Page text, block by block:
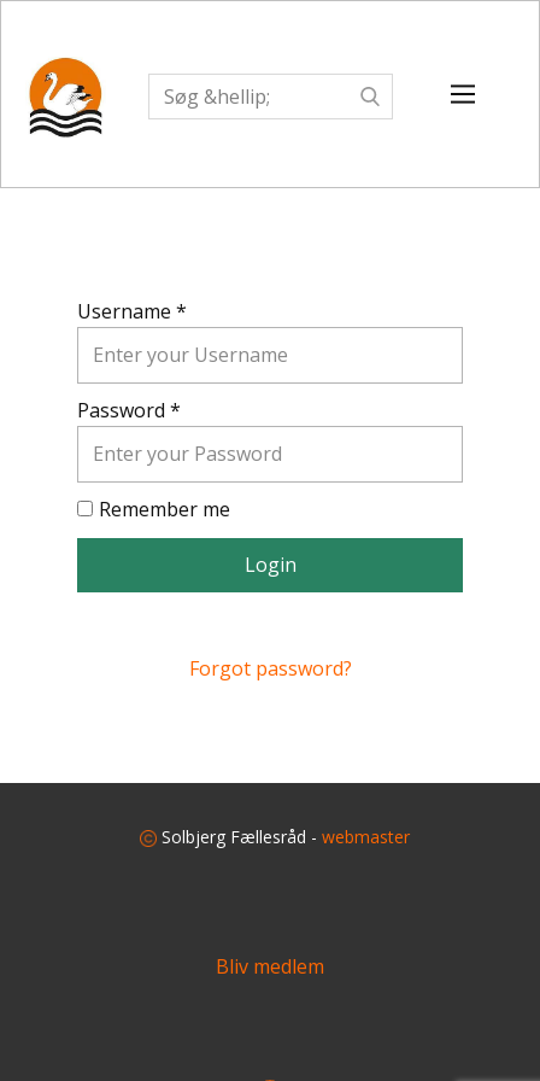
Username *
Password *
Remember me
Login
Forgot password?
Solbjerg Fællesråd - webmaster
Bliv medlem